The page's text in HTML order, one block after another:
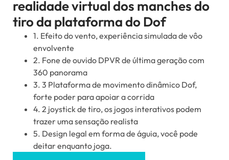
realidade virtual dos manches do
tiro da plataforma do Dof
1. Efeito do vento, experiência simulada de vôo
envolvente
2. Fone de ouvido DPVR de última geração com
360 panorama
3. 3 Plataforma de movimento dinâmico Dof,
forte poder para apoiar a corrida
4. 2 joystick de tiro, os jogos interativos podem
trazer uma sensação realista
5. Design legal em forma de águia, você pode
deitar enquanto joga.